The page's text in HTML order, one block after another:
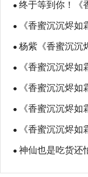
开启甜虐序幕
● 终于等到你！《
卫视
● 《香蜜沉沉烬
一下很开心”
● 杨紫《香蜜沉沉
利剑》赢收视
● 《香蜜沉沉烬
提“灵芝吻”
● 《香蜜沉沉烬
伦“无包袱”演技获
● 《香蜜沉沉烬
妇”花式撒糖猝不
● 《香蜜沉沉烬
周海媚惊艳了的岁
● 神仙也是吃货还
恋爱这么接地气啊